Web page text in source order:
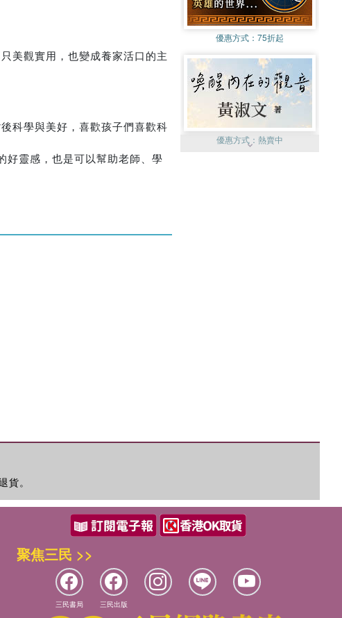
美觀實用，也變成養家活口的主
科學與美好，喜歡孩子們喜歡科
好靈感，也是可以幫助老師、學
優惠方式： 75折起
優惠方式： 熱賣中
優惠方式：75折起
。
聚焦三民 >>
三民書局 三民出版